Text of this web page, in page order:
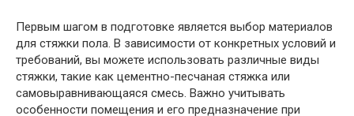
Первым шагом в подготовке является выбор материалов
для стяжки пола. В зависимости от конкретных условий и
требований, вы можете использовать различные виды
стяжки, такие как цементно-песчаная стяжка или
самовыравнивающаяся смесь. Важно учитывать
особенности помещения и его предназначение при